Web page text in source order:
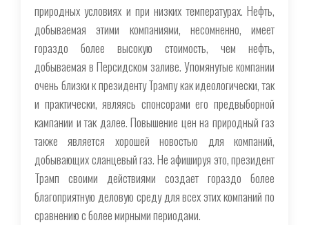
природных условиях и при низких температурах. Нефть,
добываемая этими компаниями, несомненно, имеет
гораздо более высокую стоимость, чем нефть,
добываемая в Персидском заливе. Упомянутые компании
очень близки к президенту Трампу как идеологически, так
и практически, являясь спонсорами его предвыборной
кампании и так далее. Повышение цен на природный газ
также является хорошей новостью для компаний,
добывающих сланцевый газ. Не афишируя это, президент
Трамп своими действиями создает гораздо более
благоприятную деловую среду для всех этих компаний по
сравнению с более мирными периодами.